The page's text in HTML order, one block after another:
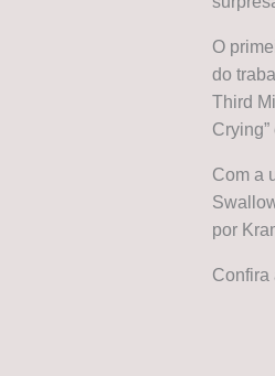
O
do
Third
Crying”
Com a
por
Confira